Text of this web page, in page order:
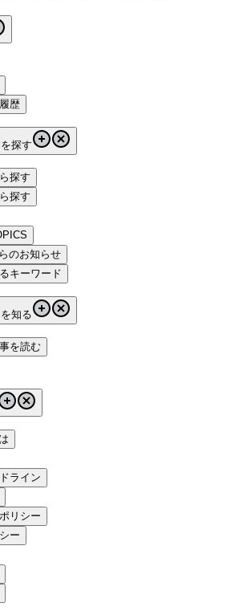
歴
探す
探す
探す
のお知らせ
キーワード
知る
を読む
ライン
リシー
ー